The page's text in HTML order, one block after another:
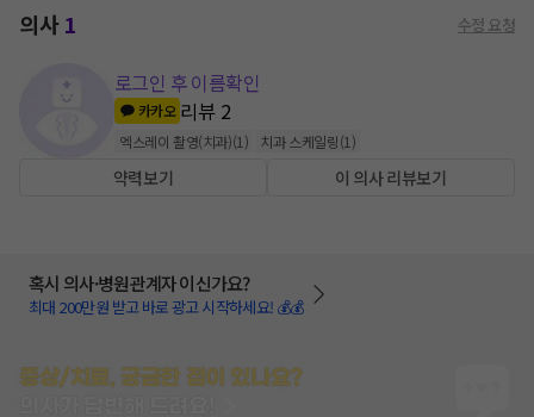
의사1 수정 요청
로그인 후 이름확인
카카오 리뷰 2
엑스레이 촬영(치과)(1 ) 치과 스케일링(1 )
약력보기 이 의사 리뷰보기
혹시 의사·병원관계자 이신가요?
최대 200만원 받고 바로 광고 시작하세요! 💰💰
증상/치료, 궁금한 점이 있나요?